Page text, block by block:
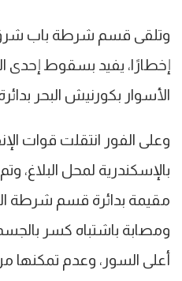
وتلقى قسم شرطة باب شرق
إخطارًا، يفيد بسقوط إحدى
الأسوار بكورنيش البحر
وعلى الفور انتقلت قوات
بالإسكندرية لمحل البلاغ،
مقيمة بدائرة قسم شرطة
ومصابة باشتباه كسر
أعلى السور، وعدم تمكنها